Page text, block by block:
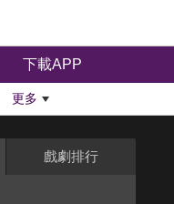
下載APP
更多
戲劇排行